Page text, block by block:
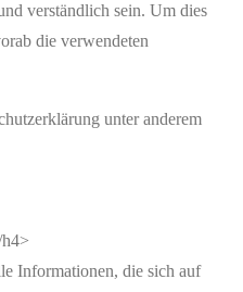
verständlich sein. Um dies
die verwendeten
unter anderem
Informationen, die sich auf